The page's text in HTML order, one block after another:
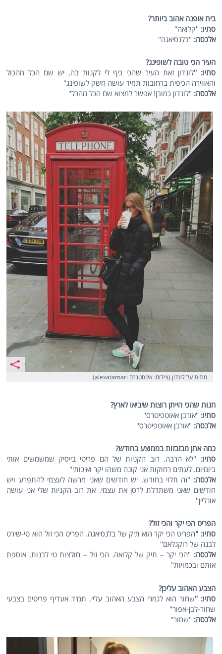
בית אופנה אהוב ביותר?
סתיו: "קלואה"
אלכסה: "בלנסיאגה"
העיר הכי טובה לשופינג?
סתיו: "לונדון זאת העיר שהכי כיף לי לקנות בה, יש שם הכל מהכול
והאווירה הכיפית ברחובות תמיד עושה חשק לשופינג"
אלכסה: "לונדון כמובן! אפשר למצוא שם הכל מהכל"
מתות על לונדון (צילום: אינסטגרם alexatamari)
חנות שהכי הייתן רוצות שיביאו לארץ?
סתיו: "אורבן אאוטפיטרס"
אלכסה: "אורבן אאוטפיטרס"
כמה אתן מבזבזות בממוצע בחודש?
סתיו: "לא הרבה. רוב הקניות של הם פריטי בייסיק שמשמשים אותי
ביומיום. לעתים רחוקות אני קונה משהו יקר ואיכותי"
אלכסה: "זה תלוי בחודש. יש חודשים שאני מרשה לעצמי להתפרע ויש
חודשים שאני משתדלת לרסן את עצמי. את רוב הקניות שלי אני עושה
אונליין"
הפריט הכי יקר והכי זול?
סתיו: "הפריט הכי יקר הוא תיק של בלנסיאגה. הפריט הכי זול הוא טי-שירט
לבנה של רוקגלאם"
אלכסה: "הכי יקר – תיק של קלואה. הכי זול – חולצות טי לבנות, אוספת
אותם ובכמויות"
הצבע האהוב עליכן?
סתיו: "שחור הוא לגמרי הצבע האהוב עליי. תמיד אעדיף פריטים בצבעי
שחור-לבן-אפור"
אלכסה: "שחור"